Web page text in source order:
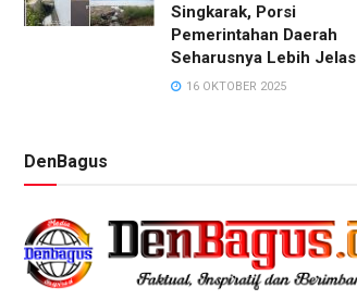
Singkarak, Porsi
Pemerintahan Daerah
Seharusnya Lebih Jelas
16 OKTOBER 2025
DenBagus